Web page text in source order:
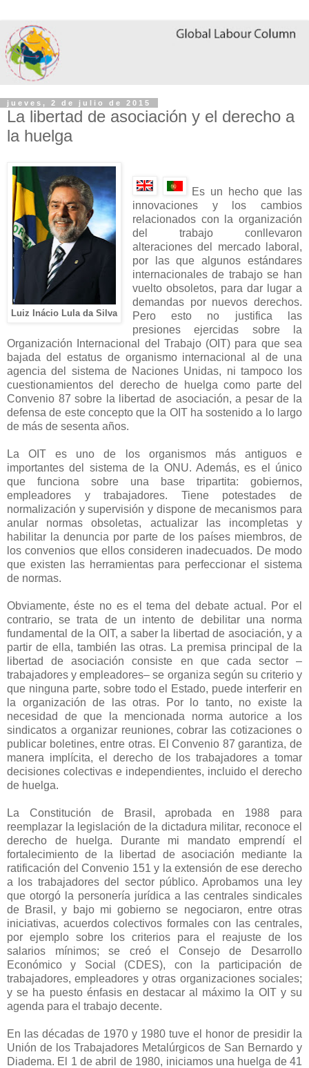
jueves, 2 de julio de 2015
La libertad de asociación y el derecho a
la huelga
Luiz Inácio Lula da Silva
Es un hecho que las
innovaciones y los cambios
relacionados con la organización
del trabajo conllevaron
alteraciones del mercado laboral,
por las que algunos estándares
internacionales de trabajo se han
vuelto obsoletos, para dar lugar a
demandas por nuevos derechos.
Pero esto no justifica las
presiones ejercidas sobre la
Organización Internacional del Trabajo (OIT) para que sea
bajada del estatus de organismo internacional al de una
agencia del sistema de Naciones Unidas, ni tampoco los
cuestionamientos del derecho de huelga como parte del
Convenio 87 sobre la libertad de asociación, a pesar de la
defensa de este concepto que la OIT ha sostenido a lo largo
de más de sesenta años.
La OIT es uno de los organismos más antiguos e
importantes del sistema de la ONU. Además, es el único
que funciona sobre una base tripartita: gobiernos,
empleadores y trabajadores. Tiene potestades de
normalización y supervisión y dispone de mecanismos para
anular normas obsoletas, actualizar las incompletas y
habilitar la denuncia por parte de los países miembros, de
los convenios que ellos consideren inadecuados. De modo
que existen las herramientas para perfeccionar el sistema
de normas.
Obviamente, éste no es el tema del debate actual. Por el
contrario, se trata de un intento de debilitar una norma
fundamental de la OIT, a saber la libertad de asociación, y a
partir de ella, también las otras. La premisa principal de la
libertad de asociación consiste en que cada sector –
trabajadores y empleadores– se organiza según su criterio y
que ninguna parte, sobre todo el Estado, puede interferir en
la organización de las otras. Por lo tanto, no existe la
necesidad de que la mencionada norma autorice a los
sindicatos a organizar reuniones, cobrar las cotizaciones o
publicar boletines, entre otras. El Convenio 87 garantiza, de
manera implícita, el derecho de los trabajadores a tomar
decisiones colectivas e independientes, incluido el derecho
de huelga.
La Constitución de Brasil, aprobada en 1988 para
reemplazar la legislación de la dictadura militar, reconoce el
derecho de huelga. Durante mi mandato emprendí el
fortalecimiento de la libertad de asociación mediante la
ratificación del Convenio 151 y la extensión de ese derecho
a los trabajadores del sector público. Aprobamos una ley
que otorgó la personería jurídica a las centrales sindicales
de Brasil, y bajo mi gobierno se negociaron, entre otras
iniciativas, acuerdos colectivos formales con las centrales,
por ejemplo sobre los criterios para el reajuste de los
salarios mínimos; se creó el Consejo de Desarrollo
Económico y Social (CDES), con la participación de
trabajadores, empleadores y otras organizaciones sociales;
y se ha puesto énfasis en destacar al máximo la OIT y su
agenda para el trabajo decente.
En las décadas de 1970 y 1980 tuve el honor de presidir la
Unión de los Trabajadores Metalúrgicos de San Bernardo y
Diadema. El 1 de abril de 1980, iniciamos una huelga de 41